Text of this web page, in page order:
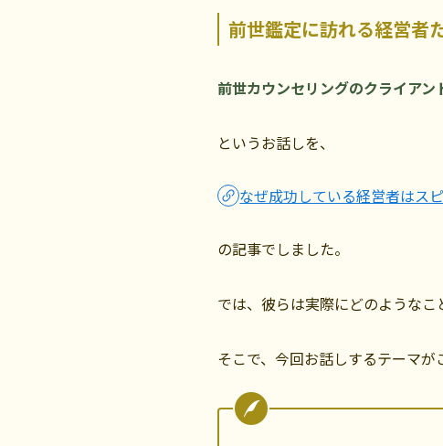
前世鑑定に訪れる経営者
前世カウンセリングのクライア
というお話しを、
なぜ成功している経営者はス
の記事でしました。
では、彼らは実際にどのような
そこで、今回お話しするテーマが